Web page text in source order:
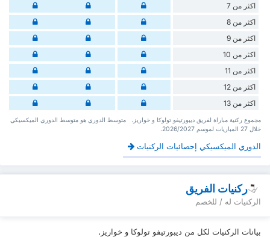
اكثر من 7
اكثر من 8
اكثر من 9
اكثر من 10
اكثر من 11
اكثر من 12
اكثر من 13
‏مجموع ركنية مباراة لفريق ديبورتيفو تولوكا و خواريز. ‏‏ ‏ ‏متوسط الدوري هو متوسط الدوري الميكسيكي
‏خلال 27 ‏المباريات لموسم 2026/2027.
الدوري الميكسيكي إحصائيات الركنيات
ركنيات الفريق
الركنيات له / للخصم
بيانات الركنيات لكل من ديبورتيفو تولوكا و خواريز.